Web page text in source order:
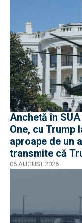
Anchetă în
One, cu Trump
aproape de un
transmite că
moment în
06 AUGUST 2026